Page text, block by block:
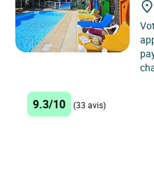
9.3/10 (33 avis)